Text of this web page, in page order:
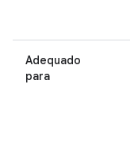
Adequado
para